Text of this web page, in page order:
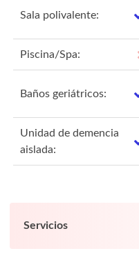
Sala polivalente:
Piscina/Spa:
Baños geriátricos:
Unidad de demencia
aislada:
Servicios